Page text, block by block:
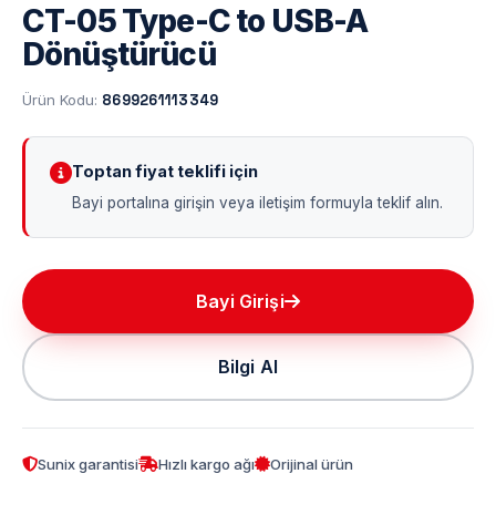
CT-05 Type-C to USB-A
Dönüştürücü
Ürün Kodu: 8699261113349
Toptan fiyat teklifi için
Bayi portalına girişin veya iletişim formuyla teklif alın.
Bayi Girişi
Bilgi Al
Sunix garantisi Hızlı kargo ağı Orijinal ürün